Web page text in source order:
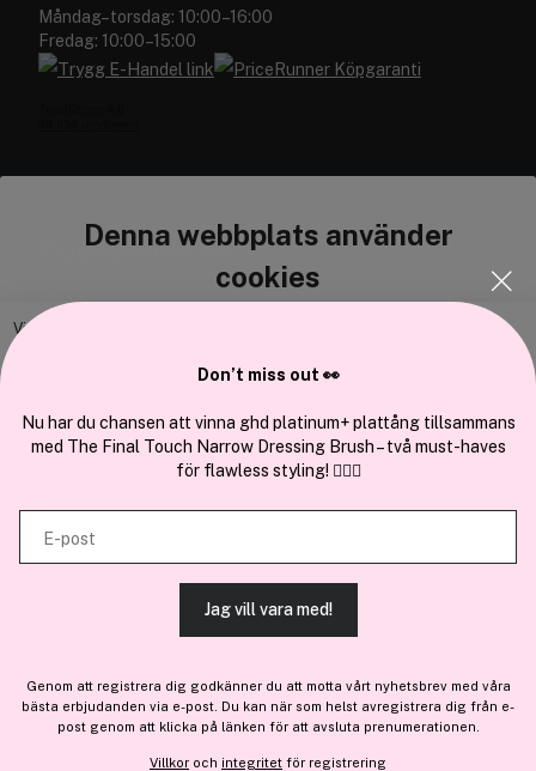
Denna webbplats använder
cookies
Vi använder enhetsidentifierare för att anpassa innehållet och
och annan information från din enhet till de sociala medier och annons-
och analysföretag som vi samarbetar med. Dessa kan i sin tur
kombinera informationen med annan information som du har
tillhandahållit eller som de har samlat in när du har använt deras
tjänster.
TILLÅT ALLA COOKIES
VISA DETALJER
Måndag–torsdag: 10:00–16:00
Fredag: 10:00–15:00
Cocopanda.se
En del avBrandsdal Group AS
Don’t miss out 👀
Nu har du chansen att vinna ghd platinum+ plattång tillsammans
med The Final Touch Narrow Dressing Brush – två must-haves
för flawless styling! 💇‍♀️✨
E-post
Jag vill vara med!
Genom att registrera dig godkänner du att motta vårt nyhetsbrev med våra
bästa erbjudanden via e-post. Du kan när som helst avregistrera dig från e-
post genom att klicka på länken för att avsluta prenumerationen.
Villkor och integritet för registrering